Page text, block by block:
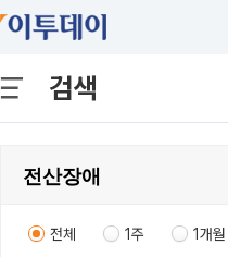
검색
전체 1주 1개월